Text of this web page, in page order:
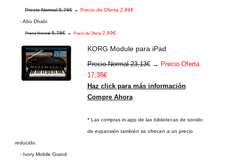
Precio Normal 5,78€ → Precio de Oferta 2,89€
- Abu Dhabi
Precio Normal5,78€ → Precio de Oferta 2,89€
KORG Module para iPad
Precio Normal 23,13€→ Precio Oferta
17,35€
Haz click para más información
Compre Ahora
* Las compras in-app de las bibliotecas de sonido
de expansión también se ofrecen a un precio
reducido.
- Ivory Mobile Grand